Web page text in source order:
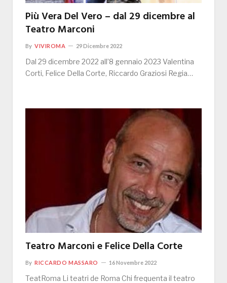
Più Vera Del Vero – dal 29 dicembre al
Teatro Marconi
By VIVIROMA 29 Dicembre 2022
Dal 29 dicembre 2022 all’8 gennaio 2023 Valentina
Corti, Felice Della Corte, Riccardo Graziosi Regia…
Teatro Marconi e Felice Della Corte
By RICCARDO MASSARO 16 Novembre 2022
TeatRoma Li teatri de Roma Chi frequenta il teatro